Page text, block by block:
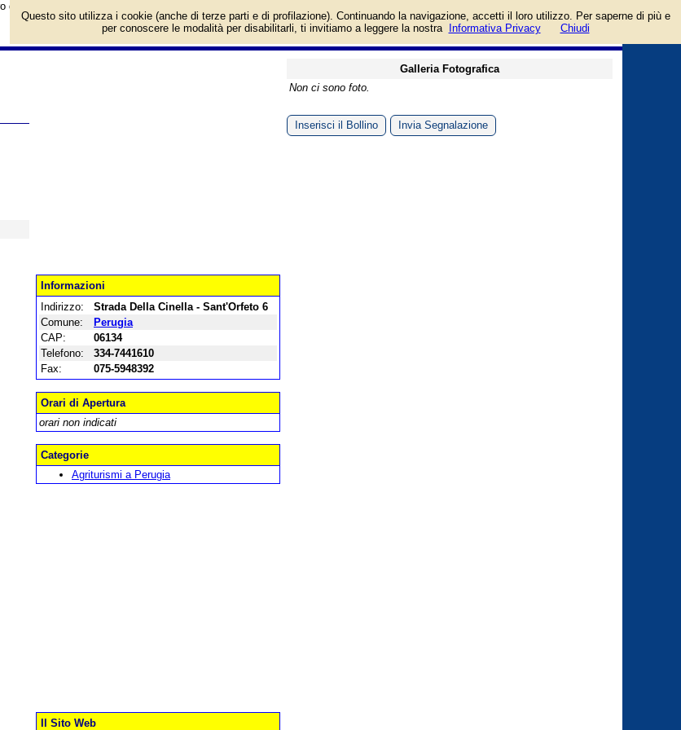
guida
di telefono di Agriturismo Arcobaleno a Perugia, Strada Della Cinella - Sant'Orfeto 6.
Informazioni
Indirizzo:
Strada Della Cinella - Sant'Orfeto 6
Comune:
Perugia
CAP:
06134
Telefono:
334-7441610
Fax:
075-5948392
Orari di Apertura
orari non indicati
Categorie
Agriturismi a Perugia
Il Sito Web
Galleria Fotografica
Non ci sono foto.
Inserisci il Bollino Invia Segnalazione
Questo sito utilizza i cookie (anche di terze parti e di profilazione). Continuando la navigazione, accetti il loro utilizzo. Per saperne di più e
per conoscere le modalità per disabilitarli, ti invitiamo a leggere la nostra
Informativa Privacy Chiudi